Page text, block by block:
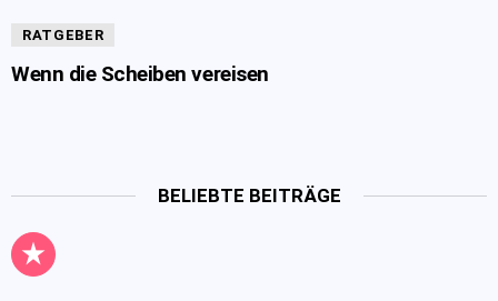
RATGEBER
Wenn die Scheiben vereisen
BELIEBTE BEITRÄGE